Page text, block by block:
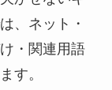
、ネット・
・関連用語
す。